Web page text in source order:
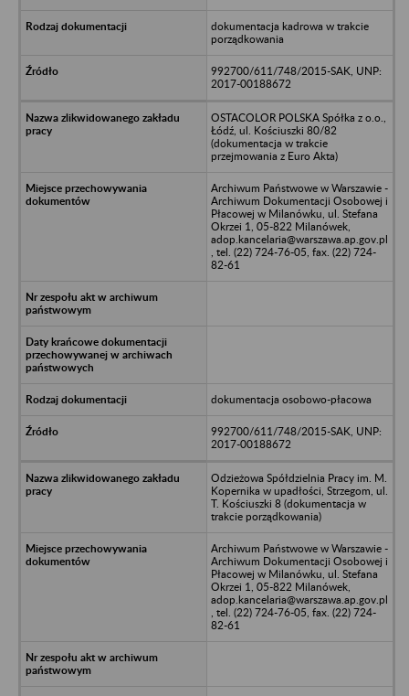
dokumentacja kadrowa w trakcie
porządkowania
992700/611/748/2015-SAK, UNP:
2017-00188672
OSTACOLOR POLSKA Spółka z o.o.,
Łódź, ul. Kościuszki 80/82
(dokumentacja w trakcie
przejmowania z Euro Akta)
Archiwum Państwowe w Warszawie -
Archiwum Dokumentacji Osobowej i
Płacowej w Milanówku, ul. Stefana
Okrzei 1, 05-822 Milanówek,
adop.kancelaria@warszawa.ap.gov.pl
, tel. (22) 724-76-05, fax. (22) 724-
82-61
dokumentacja osobowo-płacowa
992700/611/748/2015-SAK, UNP:
2017-00188672
Odzieżowa Spółdzielnia Pracy im. M.
Kopernika w upadłości, Strzegom, ul.
T. Kościuszki 8 (dokumentacja w
trakcie porządkowania)
Archiwum Państwowe w Warszawie -
Archiwum Dokumentacji Osobowej i
Płacowej w Milanówku, ul. Stefana
Okrzei 1, 05-822 Milanówek,
adop.kancelaria@warszawa.ap.gov.pl
, tel. (22) 724-76-05, fax. (22) 724-
82-61